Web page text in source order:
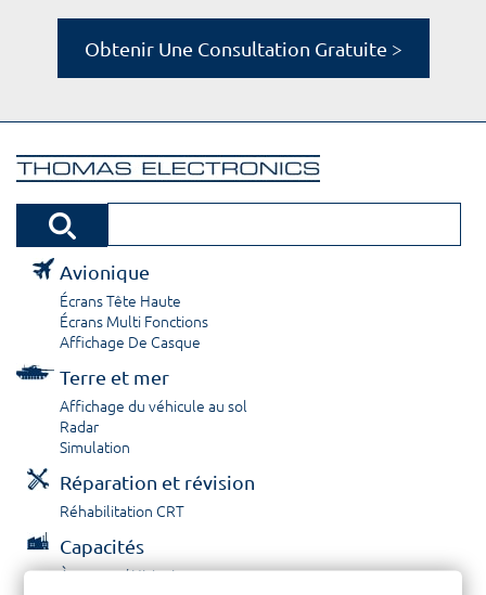
Obtenir Une Consultation Gratuite >
Avionique
Écrans Tête Haute
Écrans Multi Fonctions
Affichage De Casque
Terre et mer
Affichage du véhicule au sol
Radar
Simulation
Réparation et révision
Réhabilitation CRT
Capacités
À propos / Historique